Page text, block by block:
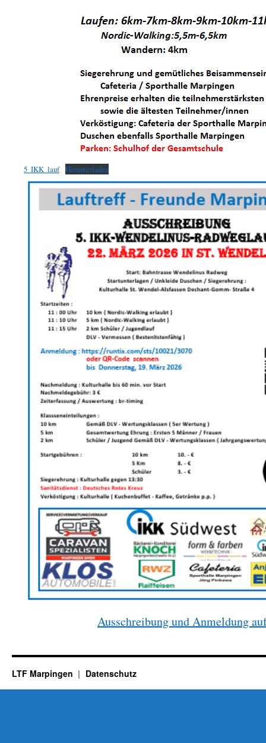
5_IKK_lauf Herunterladen
Ausschreibung und Anmeldung
LTF Marpingen Datenschutz